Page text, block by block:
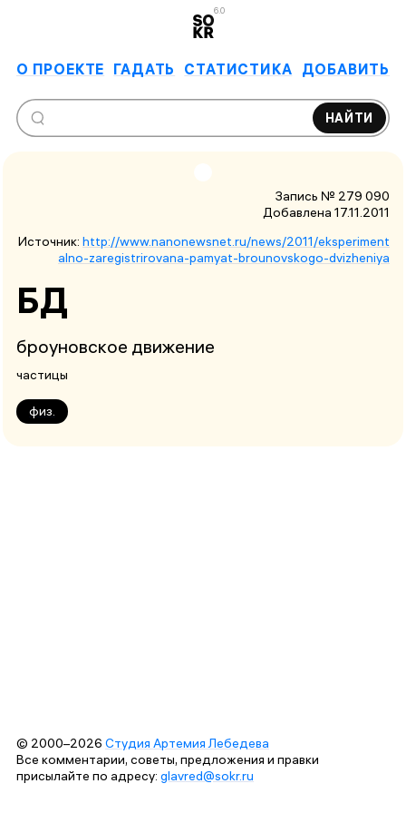
6.0
О ПРОЕКТЕ ГАДАТЬ СТАТИСТИКА ДОБАВИТЬ
НАЙТИ
Запись № 279 090
Добавлена 17.11.2011
Источник: http://www.nanonewsnet.ru/news/2011/eksperiment
alno-zaregistrirovana-pamyat-brounovskogo-dvizheniya
БД
броуновское движение
частицы
физ.
© 2000–2026 Студия Артемия Лебедева
Все комментарии, советы, предложения и правки
присылайте по адресу: glavred@sokr.ru